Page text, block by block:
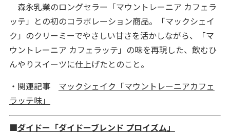
森永乳業のロングセラー「マウントレーニア カフェラ
ッテ」との初のコラボレーション商品。「マックシェイ
ク」のクリーミーでやさしい甘さを活かしながら、「マ
ウントレーニア カフェラッテ」の味を再現した、飲むひ
んやりスイーツに仕上げたとのこと。
・関連記事 マックシェイク「マウントレーニアカフェ
ラッテ味」
■ダイドー「ダイドーブレンド プロイズム」